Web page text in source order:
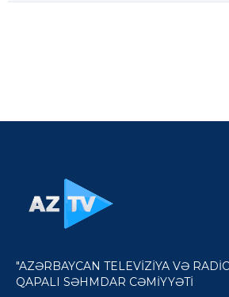
"AZƏRBAYCAN TELEVİZİYA VƏ
QAPALI SƏHMDAR CƏMİYYƏTİ